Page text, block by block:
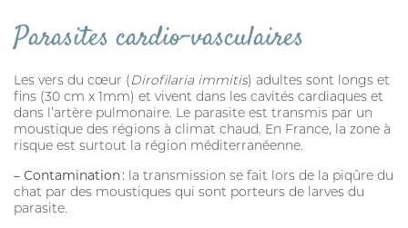
Parasites cardio-vasculaires
Les vers du cœur (Dirofilaria immitis) adultes sont longs et
fins (30 cm x 1mm) et vivent dans les cavités cardiaques et
dans l’artère pulmonaire. Le parasite est transmis par un
moustique des régions à climat chaud. En France, la zone à
risque est surtout la région méditerranéenne.
– Contamination : la transmission se fait lors de la piqûre du
chat par des moustiques qui sont porteurs de larves du
parasite.